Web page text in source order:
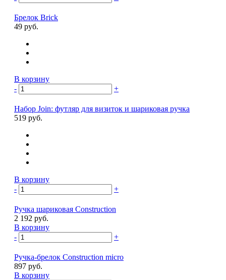
Брелок Brick
49 руб.
В корзину
-
+
Набор Join: футляр для визиток и шариковая ручка
519 руб.
В корзину
-
+
Ручка шариковая Construction
2 192 руб.
В корзину
-
+
Ручка-брелок Construction micro
897 руб.
В корзину